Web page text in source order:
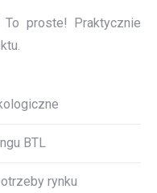
To proste! Praktycznie
BTL
rynku